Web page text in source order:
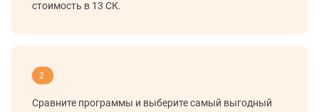
стоимость в 13 СК.
2
Сравните программы и выберите самый выгодный